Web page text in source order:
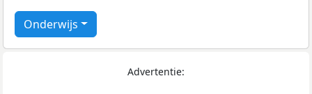
Onderwijs
Advertentie: